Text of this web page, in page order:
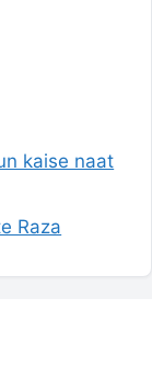
kaise naat
Raza